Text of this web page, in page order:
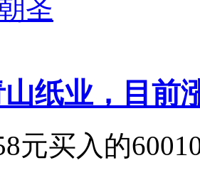
圣
山纸业，目前
元买入的